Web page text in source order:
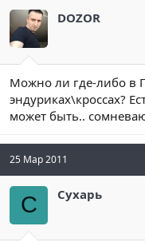
р
т
м
ы
а
л
а
DOZOR
Можно ли где-либо в
эндуриках\кроссах?
может быть..
25 Мар 2011
С Сухарь